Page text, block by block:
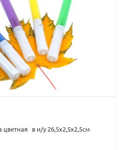
цветная в и/у 26,5х2,5х2,5см